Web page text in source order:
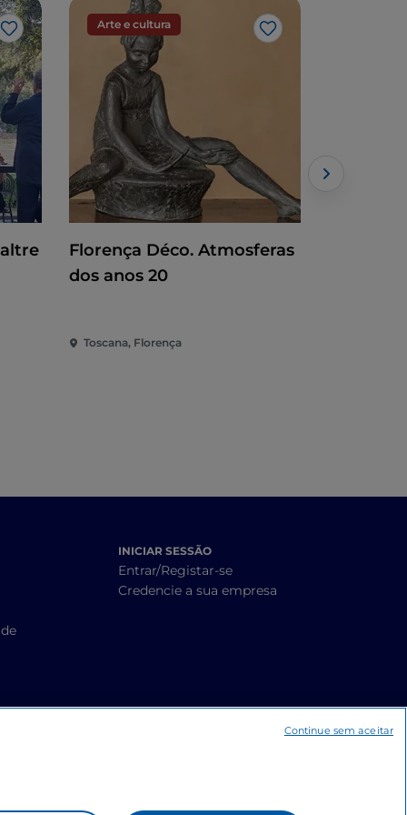
Gosto
Arte e cultura
Gosto
Florença Déco. Atmosferas
dos anos 20
Toscana, Florença
INICIAR SESSÃO
Entrar/Registar-se
Credencie a sua empresa
Continue sem aceitar